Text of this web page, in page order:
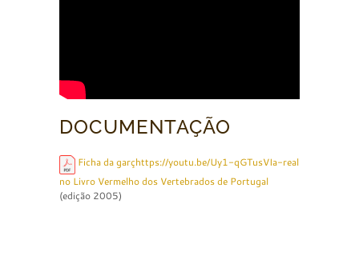
DOCUMENTAÇÃO
Ficha da garçhttps://youtu.be/Uy1-qGTusVIa-real
no Livro Vermelho dos Vertebrados de Portugal
(edição 2005)